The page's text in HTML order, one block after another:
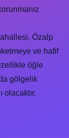
Özalp
ve hafif
öğle
gölgelik
olacaktır.